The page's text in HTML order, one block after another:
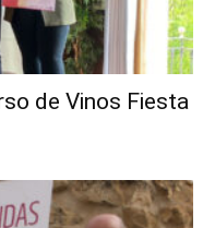
de Vinos Fiesta